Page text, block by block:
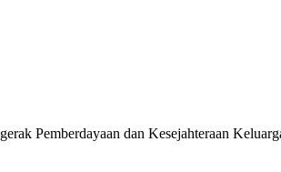
Pemberdayaan dan Kesejahteraan